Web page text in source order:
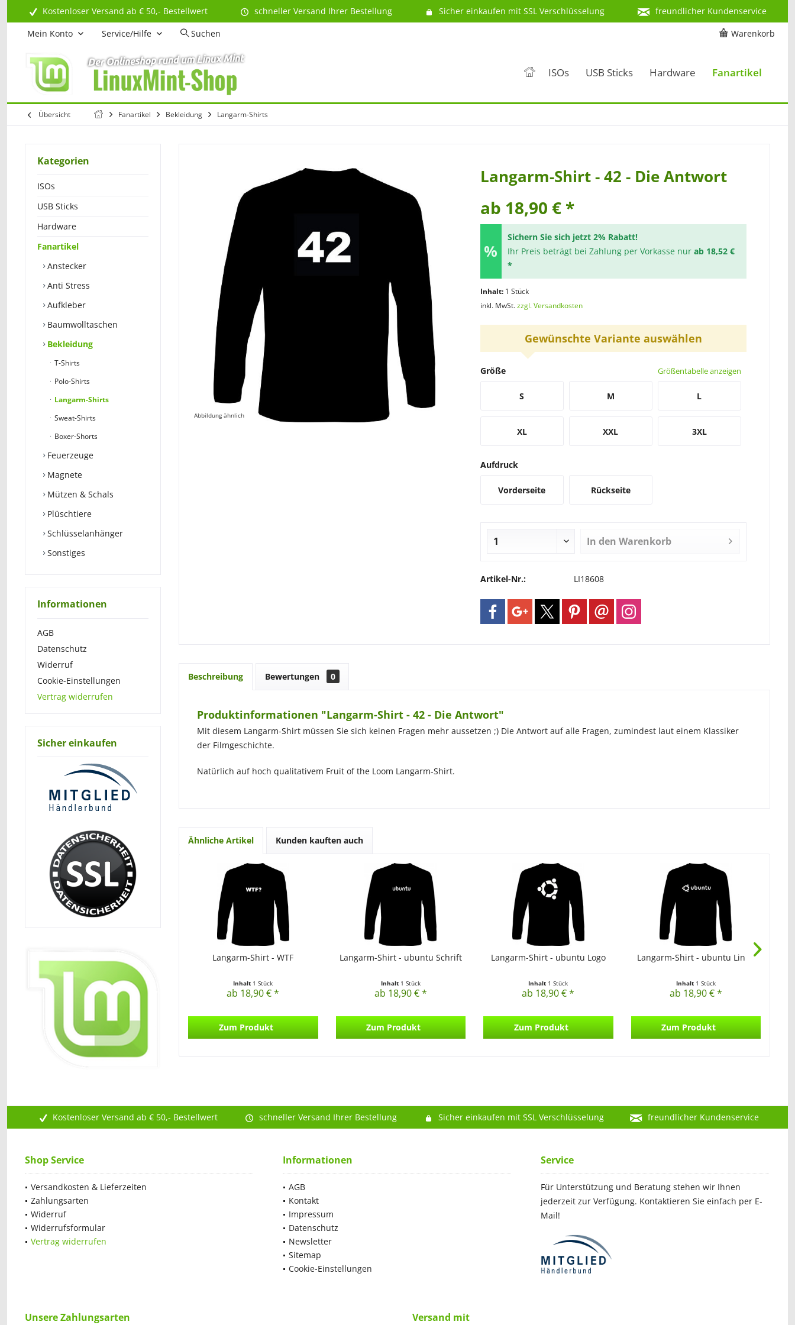
Kostenloser Versand ab € 50,- Bestellwert schneller Versand Ihrer Bestellung Sicher einkaufen mit SSL Verschlüsselung
freundlicher Kundenservice
Warenkorb
Mein Konto Service/Hilfe Suchen
ISOs USB Sticks Hardware Fanartikel
Übersicht Fanartikel Bekleidung Langarm-Shirts
Kategorien
ISOs
USB Sticks
Hardware
Fanartikel
Anstecker
Anti Stress
Aufkleber
Baumwolltaschen
Bekleidung
T-Shirts
Polo-Shirts
Langarm-Shirts
Sweat-Shirts
Boxer-Shorts
Feuerzeuge
Magnete
Mützen & Schals
Plüschtiere
Schlüsselanhänger
Sonstiges
Informationen
AGB
Datenschutz
Widerruf
Cookie-Einstellungen
Vertrag widerrufen
Sicher einkaufen
Abbildung ähnlich
Langarm-Shirt - 42 - Die Antwort
ab 18,90 € *
Sichern Sie sich jetzt 2% Rabatt!
Ihr Preis beträgt bei Zahlung per Vorkasse nur ab 18,52 €
*
Inhalt: 1 Stück
inkl. MwSt.zzgl. Versandkosten
Gewünschte Variante auswählen
Größe Größentabelle anzeigen
S M L
XL XXL 3XL
Aufdruck
Vorderseite Rückseite
In den Warenkorb
Artikel-Nr.: LI18608
Beschreibung Bewertungen 0
Produktinformationen "Langarm-Shirt - 42 - Die Antwort"
Mit diesem Langarm-Shirt müssen Sie sich keinen Fragen mehr aussetzen ;) Die Antwort auf alle Fragen, zumindest laut einem Klassiker
der Filmgeschichte.
Natürlich auf hoch qualitativem Fruit of the Loom Langarm-Shirt.
Ähnliche Artikel Kunden kauften auch
Langarm-Shirt - WTF
Inhalt 1 Stück
ab 18,90 € *
Zum Produkt
Langarm-Shirt - ubuntu Schrift
Inhalt 1 Stück
ab 18,90 € *
Zum Produkt
Langarm-Shirt - ubuntu Logo
Inhalt 1 Stück
ab 18,90 € *
Zum Produkt
Langarm-Shirt - ubuntu Linux
Inhalt 1 Stück
ab 18,90 € *
Zum Produkt
Kostenloser Versand ab € 50,- Bestellwert schneller Versand Ihrer Bestellung Sicher einkaufen mit SSL Verschlüsselung freundlicher Kundenservice
Shop Service
Versandkosten & Lieferzeiten
Zahlungsarten
Widerruf
Widerrufsformular
Vertrag widerrufen
Informationen
AGB
Kontakt
Impressum
Datenschutz
Newsletter
Sitemap
Cookie-Einstellungen
Service
Für Unterstützung und Beratung stehen wir Ihnen
jederzeit zur Verfügung. Kontaktieren Sie einfach per E-
Mail!
Unsere Zahlungsarten Versand mit